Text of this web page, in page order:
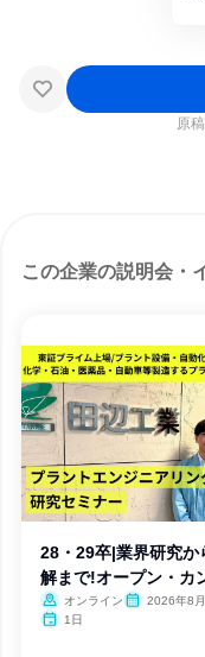
原
この企業の説明会・
28・29卒|業界研究か
解まで!オープン・カ
オンライン
2026年8月
1日